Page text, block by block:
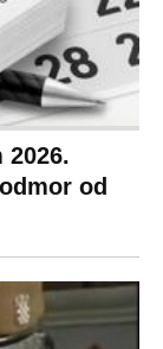
bunde
dinara!